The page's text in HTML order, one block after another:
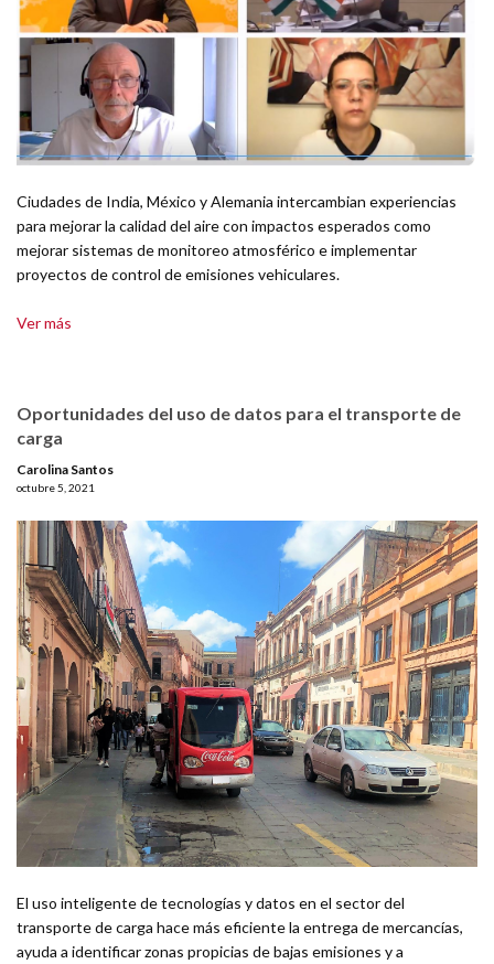
Ciudades de India, México y Alemania intercambian experiencias
para mejorar la calidad del aire con impactos esperados como
mejorar sistemas de monitoreo atmosférico e implementar
proyectos de control de emisiones vehiculares.
Ver más
Oportunidades del uso de datos para el transporte de
carga
Carolina Santos
octubre 5, 2021
El uso inteligente de tecnologías y datos en el sector del
transporte de carga hace más eficiente la entrega de mercancías,
ayuda a identificar zonas propicias de bajas emisiones y a